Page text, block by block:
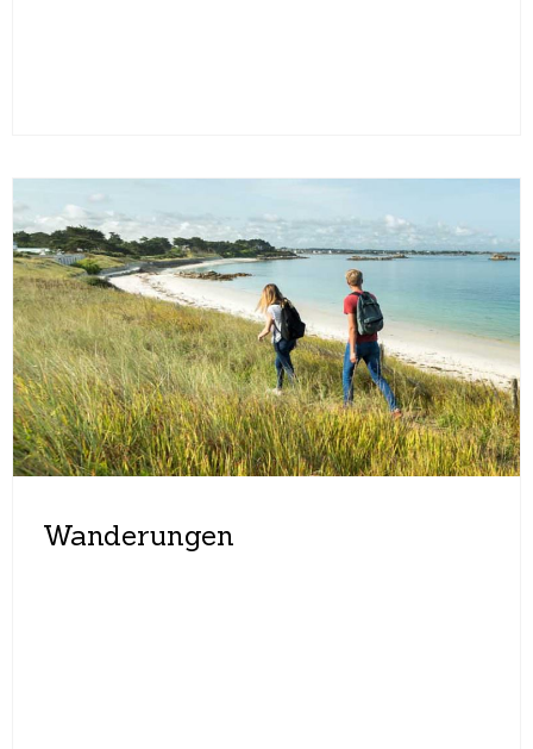
Wanderungen